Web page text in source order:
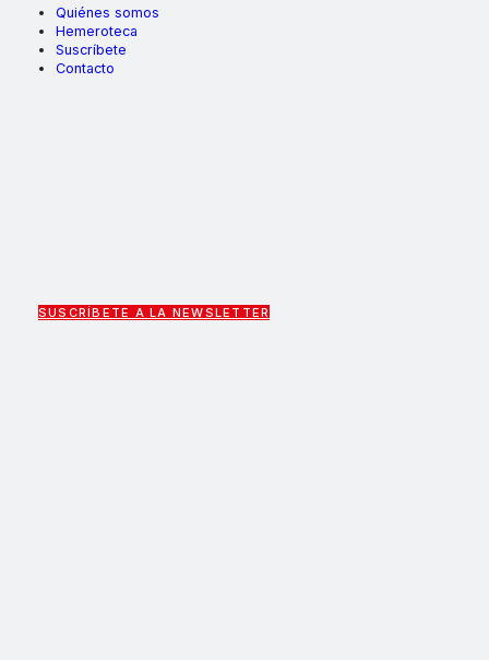
Quiénes somos
Hemeroteca
Suscríbete
Contacto
SUSCRÍBETE A LA NEWSLETTER